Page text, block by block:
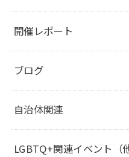
開催レポート
ブログ
自治体関連
LGBTQ+関連イベント（